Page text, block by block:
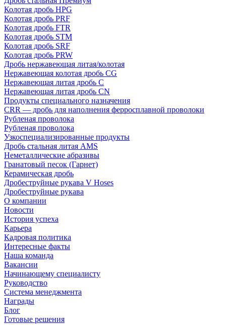
Колотая дробь HPG
Колотая дробь PRF
Колотая дробь FTR
Колотая дробь STM
Колотая дробь SRF
Колотая дробь PRW
Дробь нержавеющая литая/колотая
Нержавеющая колотая дробь CG
Нержавеющая литая дробь C
Нержавеющая литая дробь CN
Продукты специального назначения
CRR — дробь для наполнения ферросплавной проволоки
Рубленая проволока
Рубленая проволока
Узкоспециализированные продукты
Дробь стальная литая AMS
Неметаллические абразивы
Гранатовый песок (Гарнет)
Керамическая дробь
Дробеструйные рукава V Hoses
Дробеструйные рукава
О компании
Новости
История успеха
Карьера
Кадровая политика
Интересные факты
Наша команда
Вакансии
Начинающему специалисту
Руководство
Система менеджмента
Награды
Блог
Готовые решения